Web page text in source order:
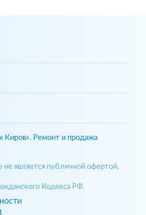
Ремонт и продажа
является публичной офертой,
Кодекса РФ.